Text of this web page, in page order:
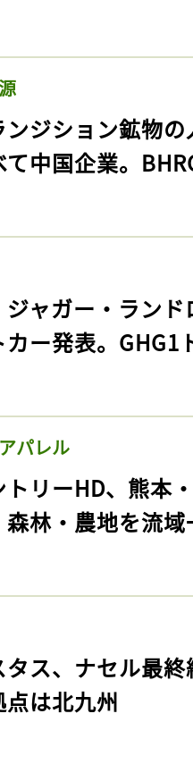
ンジション鉱物
て中国企業。
ジャガー・ラン
ー発表。GHG1
パレル
トリーHD、熊本
林・農地を流
タス、ナセル最
は北九州